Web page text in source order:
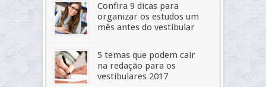
Confira 9 dicas para
organizar os estudos um
mês antes do vestibular
5 temas que podem cair
na redação para os
vestibulares 2017